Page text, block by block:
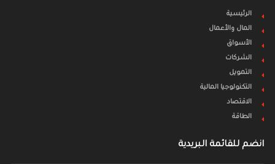
الرئيسية
المال والأعمال
الأسواق
الشركات
التمويل
التكنولوجيا المالية
الاقتصاد
الطاقة
انضم للقائمة البريدية